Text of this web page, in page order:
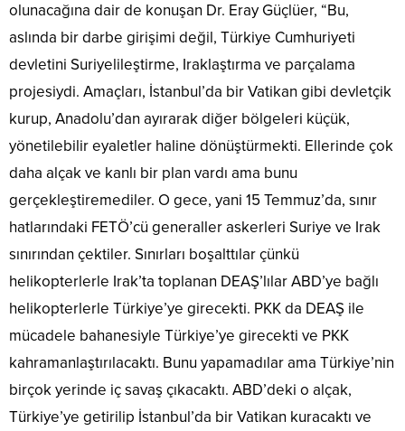
olunacağına dair de konuşan Dr. Eray Güçlüer, “Bu,
aslında bir darbe girişimi değil, Türkiye Cumhuriyeti
devletini Suriyelileştirme, Iraklaştırma ve parçalama
projesiydi. Amaçları, İstanbul’da bir Vatikan gibi devletçik
kurup, Anadolu’dan ayırarak diğer bölgeleri küçük,
yönetilebilir eyaletler haline dönüştürmekti. Ellerinde çok
daha alçak ve kanlı bir plan vardı ama bunu
gerçekleştiremediler. O gece, yani 15 Temmuz’da, sınır
hatlarındaki FETÖ’cü generaller askerleri Suriye ve Irak
sınırından çektiler. Sınırları boşalttılar çünkü
helikopterlerle Irak’ta toplanan DEAŞ’lılar ABD’ye bağlı
helikopterlerle Türkiye’ye girecekti. PKK da DEAŞ ile
mücadele bahanesiyle Türkiye’ye girecekti ve PKK
kahramanlaştırılacaktı. Bunu yapamadılar ama Türkiye’nin
birçok yerinde iç savaş çıkacaktı. ABD’deki o alçak,
Türkiye’ye getirilip İstanbul’da bir Vatikan kuracaktı ve